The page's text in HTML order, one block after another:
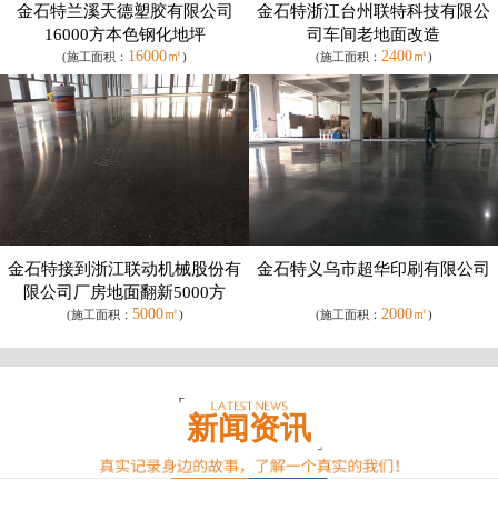
金石特兰溪天德塑胶有限公司
16000方本色钢化地坪
(施工面积： 16000㎡)
金石特浙江台州联特科技有限公
司车间老地面改造
(施工面积： 2400㎡)
金石特接到浙江联动机械股份有
限公司厂房地面翻新5000方
(施工面积： 5000㎡)
金石特义乌市超华印刷有限公司
(施工面积： 2000㎡)
新闻资讯